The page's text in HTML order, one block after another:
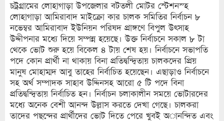
চট্রগ্রামের লোহাগাড়া উপজেলার বটতলী মোটর স্টেশনস্হ
লোহাগাড়া আমিরাবাদ মাইক্রো কার চালক সমিতির নির্বাচন ৮
নভেম্বর আমিরাবাদ ইউনিয়ন পরিষদ প্রাঙ্গণে বিপুল উৎসাহ
উদ্দীপনার মধ্যে দিয়ে সম্পন্ন হয়েছে। উক্ত নির্বাচনে সকাল ৮ টা
থেকে ভোট শুরু হয়ে বিকেল ৪ টায় শেষ হয়। নির্বাচনে সভাপতি
পদে কোন প্রার্থী না থাকায় বিনা প্রতিদ্বন্দ্বিতায় চালকদের প্রিয়
মানুষ মোহাম্মদ আবু তাহের নির্বাচিত হয়েছেন। এছাড়াও নির্বাচনে
সহ অর্থ সম্পাদক সাহাব উদ্দিনসহ আরো ৫ টি পদে বিনা
প্রতিদ্বন্দ্বিতায় নির্বাচিত হন। নির্বাচন চলাকালীন সময়ে ভোটারদের
মধ্যে অনেক বেশী আনন্দ উল্লাস করতে দেখা গেছে। চালকরা
তাদের পছন্দের প্রার্থীদের ভোট দিতে পেরে খুবই অানন্দিত এবং